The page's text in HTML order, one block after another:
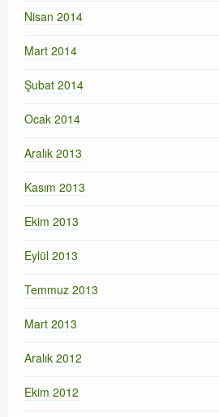
Nisan 2014
Mart 2014
Şubat 2014
Ocak 2014
Aralık 2013
Kasım 2013
Ekim 2013
Eylül 2013
Temmuz 2013
Mart 2013
Aralık 2012
Ekim 2012